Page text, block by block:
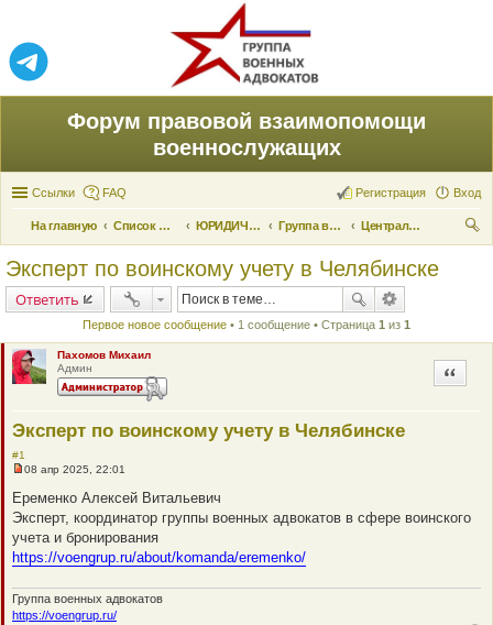
Форум правовой взаимопомощи
военнослужащих
Ссылки FAQ Вход
Регистрация
На главную Список форумов ЮРИДИЧЕСКАЯ ПОМОЩЬ Группа военных адвокатов
Центральный военный округ
Эксперт по воинскому учету в Челябинске
Ответить
Первое новое сообщение • 1 сообщение • Страница 1 из 1
Пахомов Михаил
Админ
Эксперт по воинскому учету в Челябинске
Цитата
#1
п
р
ч
и
н
н
08 апр 2025, 22:01
Еременко Алексей Витальевич
Эксперт, координатор группы военных адвокатов в сфере воинского
учета и бронирования
https://voengrup.ru/about/komanda/eremenko/
Группа военных адвокатов
https://voengrup.ru/